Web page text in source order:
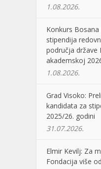
1.08.2026.
Konkurs
stipendija
područja države
akademskoj
1.08.2026.
Grad Visoko:
kandidata za
2025/26. godini
31.07.2026.
Elmir Kevilj: Za
Fondacija više